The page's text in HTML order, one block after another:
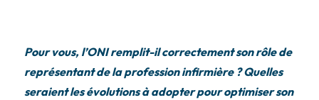
Pour vous, l’ONI remplit-il correctement son rôle de
représentant de la profession infirmière ? Quelles
seraient les évolutions à adopter pour optimiser son